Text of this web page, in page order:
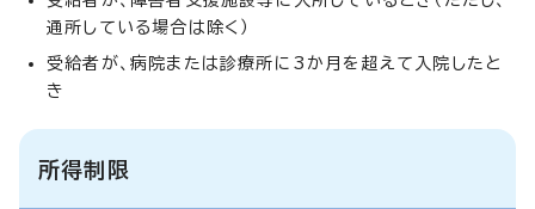
通所している場合は除く）
受給者が、病院または診療所に3か月を超えて入院したと
き
所得制限